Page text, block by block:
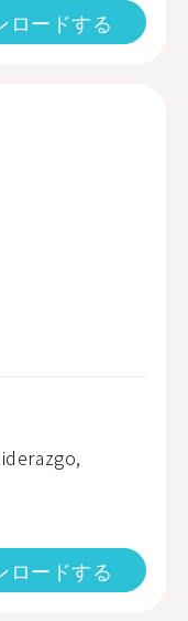
ロードする
ロードする